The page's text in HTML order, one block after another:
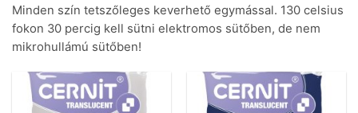
Minden szín tetszőleges keverhető egymással. 130 celsius
fokon 30 percig kell sütni elektromos sütőben, de nem
mikrohullámú sütőben!